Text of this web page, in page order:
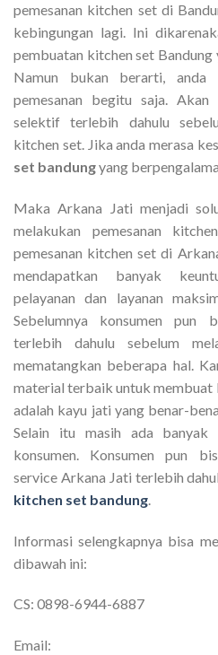
pemesanan kitchen set di
kebingungan lagi. Ini
pembuatan kitchen set Bandung
Namun bukan berarti, anda
pemesanan begitu saja.
selektif terlebih dahulu
kitchen set. Jika anda merasa
set bandungyang
Maka Arkana Jati menjadi
melakukan pemesanan
pemesanan kitchen set di
mendapatkan banyak
pelayanan dan layanan
Sebelumnya konsumen pun
terlebih dahulu sebelum
mematangkan beberapa hal.
material terbaik untuk membuat
adalah kayu jati yang benar-
Selain itu masih ada banyak
konsumen. Konsumen pun
service Arkana Jati terlebih
kitchen set bandung.
Informasi selengkapnya bisa
dibawah ini:
CS: 0898-6944-6887
Email: